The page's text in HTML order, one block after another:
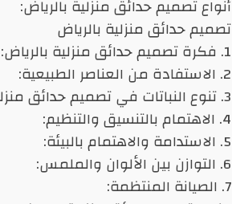
أنواع تصميم حدائق منزلية بالرياض:
تصميم حدائق منزلية بالرياض
1. فكرة تصميم حدائق منزلية بالرياض:
2. الاستفادة من العناصر الطبيعية:
3. تنوع النباتات في تصميم حدائق منزلية بالرياض:
4. الاهتمام بالتنسيق والتنظيم:
5. الاستدامة والاهتمام بالبيئة:
6. التوازن بين الألوان والملمس:
7. الصيانة المنتظمة: